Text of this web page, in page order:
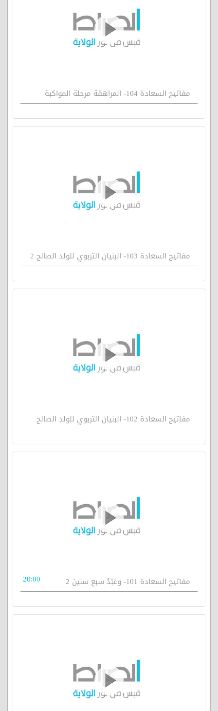
مفاتيح السعادة 104- المراهقة مرحلة المواكبة
مفاتيح السعادة 103- البنيان التربوي للولد الصالح 2
مفاتيح السعادة 102- البنيان التربوي للولد الصالح
مفاتيح السعادة 101- وعَبْدٌ سبع سنين 2 20:00